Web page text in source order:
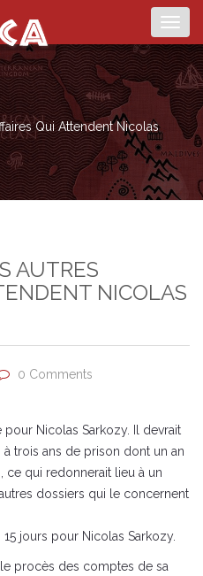
Qui Attendent Nicolas
AUTRES
NICOLAS
0 Comments
pour Nicolas Sarkozy. Il devrait
trois ans de prison dont un an
ce qui redonnerait lieu à un
dossiers qui le concernent
jours pour Nicolas Sarkozy.
le procès des comptes de sa